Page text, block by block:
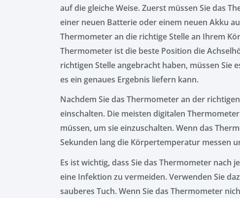
auf die gleiche Weise. Zuerst müssen Sie das
einer neuen Batterie oder einem neuen Akku
Thermometer an die richtige Stelle an Ihrem
Thermometer ist die beste Position die
richtigen Stelle angebracht haben, müssen Sie
es ein genaues Ergebnis liefern kann.
Nachdem Sie das Thermometer an der
einschalten. Die meisten digitalen
müssen, um sie einzuschalten. Wenn das
Sekunden lang die Körpertemperatur messen
Es ist wichtig, dass Sie das Thermometer nach
eine Infektion zu vermeiden. Verwenden Sie
sauberes Tuch. Wenn Sie das Thermometer